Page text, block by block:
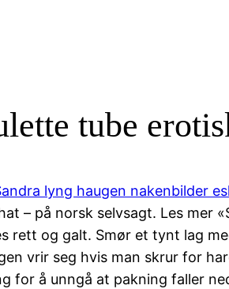
tube
lyng haugen nakenbilder
– på norsk selvsagt. Les mer
rett og galt. Smør et tynt lag
vrir seg hvis man skrur for
for å unngå at pakning faller